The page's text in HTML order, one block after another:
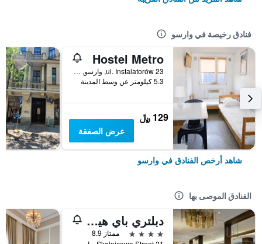
فنادق رخيصة في وارسو
Hostel Metro
ul. Instalatorów 23, وارسو, محافظة مازوفيا, بولندا
5.3 كيلومتر عن وسط المدينة
129 ﷼
عرض الصفقة
شاهد أرخص الفنادق في وارسو
الفنادق الموصى بها
دبلتري باي هيلتون هوتل آند كونفرانس سنتر وارسو
4 نجوم
ممتاز 8.9